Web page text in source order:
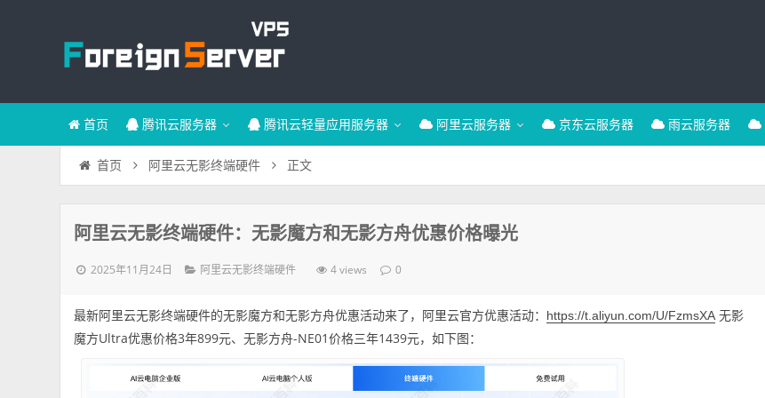
首页 腾讯云服务器 腾讯云轻量应用服务器 阿里云服务器 京东云服务器 雨云服务器
首页 阿里云无影终端硬件 正文
阿里云无影终端硬件：无影魔方和无影方舟优惠价格曝光
2025年11月24日 阿里云无影终端硬件 4 views 0
最新阿里云无影终端硬件的无影魔方和无影方舟优惠活动来了，阿里云官方优惠活动： https://t.aliyun.com/U/FzmsXA无影
魔方Ultra优惠价格3年899元、无影方舟-NE01价格三年1439元，如下图：